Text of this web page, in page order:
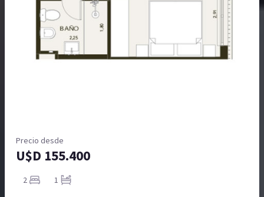
Precio desde
U$D 155.400
2 1